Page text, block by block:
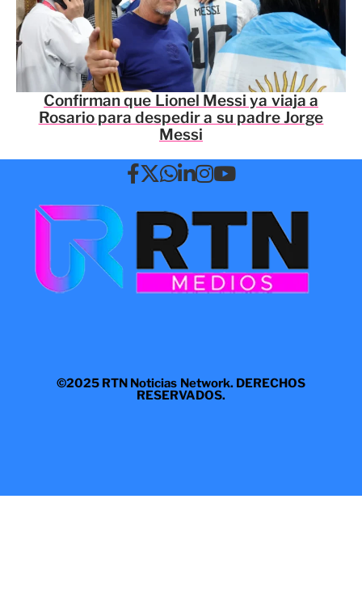
Confirman que Lionel Messi ya viaja a
Rosario para despedir a su padre Jorge
Messi
©2025 RTN Noticias Network. DERECHOS
RESERVADOS.